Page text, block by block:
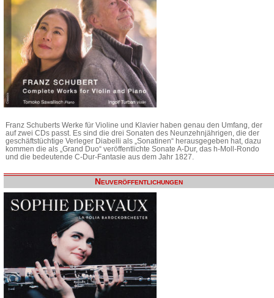
Franz Schuberts Werke für Violine und Klavier haben genau den Umfang, der
auf zwei CDs passt. Es sind die drei Sonaten des Neunzehnjährigen, die der
geschäftstüchtige Verleger Diabelli als „Sonatinen“ herausgegeben hat, dazu
kommen die als „Grand Duo“ veröffentlichte Sonate A-Dur, das h-Moll-Rondo
und die bedeutende C-Dur-Fantasie aus dem Jahr 1827.
Neuveröffentlichungen